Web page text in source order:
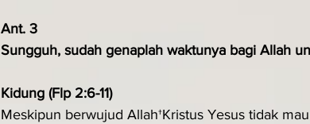
Ant. 3
Sungguh, sudah genaplah waktunya bagi Allah
Kidung (Flp 2:6-11)
Meskipun berwujud Allah†Kristus Yesus tidak